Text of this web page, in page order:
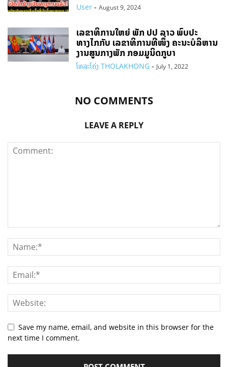
User - August 9, 2024
ເລຂາທິການໃຫຍ່ ພັກ ປປ ລາວ ພົບປະ
ທາງໄກກັບ ເລຂາທິການທີໜຶ່ງ ຄະນະບໍລິຫານ
ງານສູນກາງພັກ ກອມມູນິດກູບາ
ໂທລະໂຄ່ງ THOLAKHONG - July 1, 2022
NO COMMENTS
LEAVE A REPLY
Save my name, email, and website in this browser for the
next time I comment.